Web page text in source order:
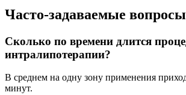
Часто-задаваемые вопросы
Сколько по времени длится
интралипотерапии?
В среднем на одну зону применения
минут.